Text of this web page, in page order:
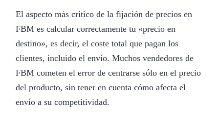
El aspecto más crítico de la fijación de precios en
FBM es calcular correctamente tu «precio en
destino», es decir, el coste total que pagan los
clientes, incluido el envío. Muchos vendedores de
FBM cometen el error de centrarse sólo en el precio
del producto, sin tener en cuenta cómo afecta el
envío a su competitividad.